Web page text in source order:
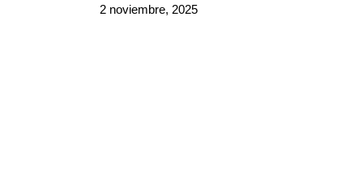
2 noviembre, 2025